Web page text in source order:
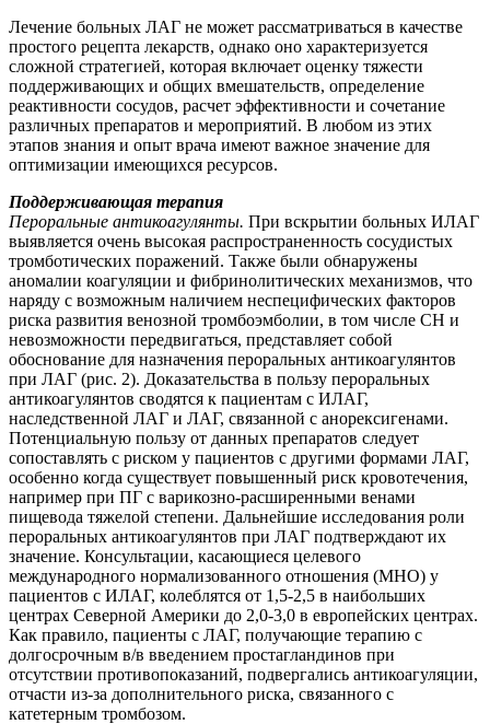
Лечение больных ЛАГ не может рассматриваться в качестве
простого рецепта лекарств, однако оно характеризуется
сложной стратегией, которая включает оценку тяжести
поддерживающих и общих вмешательств, определение
реактивности сосудов, расчет эффективности и сочетание
различных препаратов и мероприятий. В любом из этих
этапов знания и опыт врача имеют важное значение для
оптимизации имеющихся ресурсов.
Поддерживающая терапия
Пероральные антикоагулянты. При вскрытии больных ИЛАГ
выявляется очень высокая распространенность сосудистых
тромботических поражений. Также были обнаружены
аномалии коагуляции и фибринолитических механизмов, что
наряду с возможным наличием неспецифических факторов
риска развития венозной тромбоэмболии, в том числе СН и
невозможности передвигаться, представляет собой
обоснование для назначения пероральных антикоагулянтов
при ЛАГ (рис. 2). Доказательства в пользу пероральных
антикоагулянтов сводятся к пациентам с ИЛАГ,
наследственной ЛАГ и ЛАГ, связанной с анорексигенами.
Потенциальную пользу от данных препаратов следует
сопоставлять с риском у пациентов с другими формами ЛАГ,
особенно когда существует повышенный риск кровотечения,
например при ПГ с варикозно-расширенными венами
пищевода тяжелой степени. Дальнейшие исследования роли
пероральных антикоагулянтов при ЛАГ подтверждают их
значение. Консультации, касающиеся целевого
международного нормализованного отношения (МНО) у
пациентов с ИЛАГ, колеблятся от 1,5-2,5 в наибольших
центрах Северной Америки до 2,0-3,0 в европейских центрах.
Как правило, пациенты с ЛАГ, получающие терапию с
долгосрочным в/в введением простагландинов при
отсутствии противопоказаний, подвергались антикоагуляции,
отчасти из-за дополнительного риска, связанного с
катетерным тромбозом.